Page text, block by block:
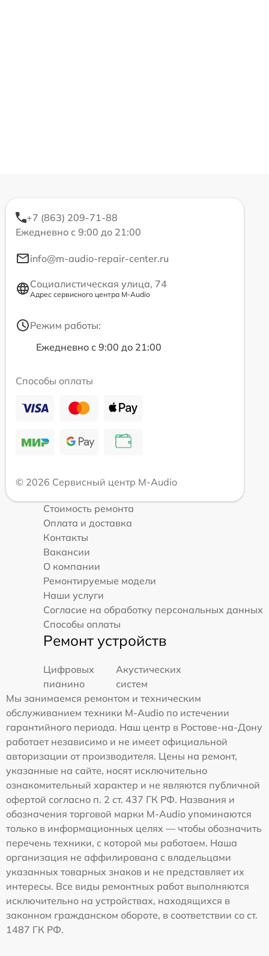
+7 (863) 209-71-88
Ежедневно с 9:00 до 21:00
info@m-audio-repair-center.ru
Социалистическая улица, 74
Адрес сервисного центра M-Audio
Режим работы:
Ежедневно с 9:00 до 21:00
Способы оплаты
© 2026 Сервисный центр M-Audio
Стоимость ремонта
Оплата и доставка
Контакты
Вакансии
О компании
Ремонтируемые модели
Наши услуги
Согласие на обработку персональных данных
Способы оплаты
Ремонт устройств
Цифровых
пианино
Акустических
систем
Мы занимаемся ремонтом и техническим
обслуживанием техники M-Audio по истечении
гарантийного периода. Наш центр в Ростове-на-Дону
работает независимо и не имеет официальной
авторизации от производителя. Цены на ремонт,
указанные на сайте, носят исключительно
ознакомительный характер и не являются публичной
офертой согласно п. 2 ст. 437 ГК РФ. Названия и
обозначения торговой марки M-Audio упоминаются
только в информационных целях — чтобы обозначить
перечень техники, с которой мы работаем. Наша
организация не аффилирована с владельцами
указанных товарных знаков и не представляет их
интересы. Все виды ремонтных работ выполняются
исключительно на устройствах, находящихся в
законном гражданском обороте, в соответствии со ст.
1487 ГК РФ.